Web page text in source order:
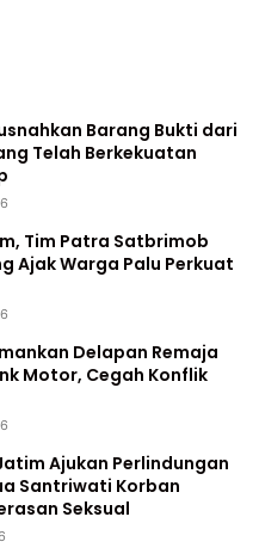
Barang Bukti dari
Telah Berkekuatan
Tim Patra Satbrimob
Ajak Warga Palu Perkuat
Delapan Remaja
Motor, Cegah Konflik
Jatim Ajukan Perlindungan
Santriwati Korban
Seksual